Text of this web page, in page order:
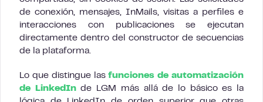
de conexión, mensajes, InMails, visitas a perfiles e
interacciones con publicaciones se ejecutan
directamente dentro del constructor de secuencias
de la plataforma.
Lo que distingue lasfunciones de automatización
de LinkedInde LGM más allá de lo básico es la